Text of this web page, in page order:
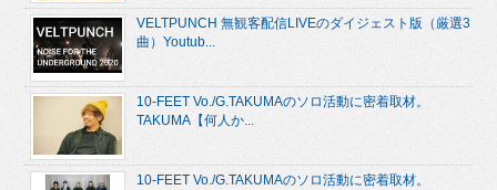
VELTPUNCH 無観客配信LIVEのダイジェスト版（厳選3
曲）Youtub...
10-FEET Vo./G.TAKUMAのソロ活動に密着取材。
TAKUMA【何人か...
10-FEET Vo./G.TAKUMAのソロ活動に密着取材。